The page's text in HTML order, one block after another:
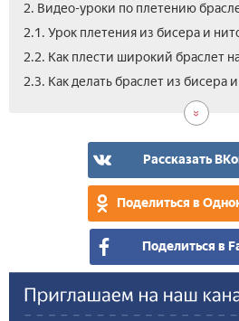
2. Видео-уроки по плетению
2.1. Урок плетения из бисера и
2.2. Как плести широкий браслет
2.3. Как делать браслет из бисера
Рассказать
Поделиться в
Поделиться в